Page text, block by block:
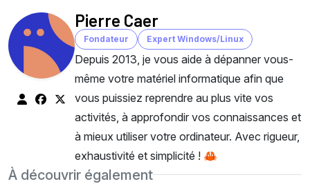
Pierre Caer
Fondateur Expert Windows/Linux
Depuis 2013, je vous aide à dépanner vous-
même votre matériel informatique afin que
vous puissiez reprendre au plus vite vos
activités, à approfondir vos connaissances et
à mieux utiliser votre ordinateur. Avec rigueur,
exhaustivité et simplicité ! 🦀
À découvrir également